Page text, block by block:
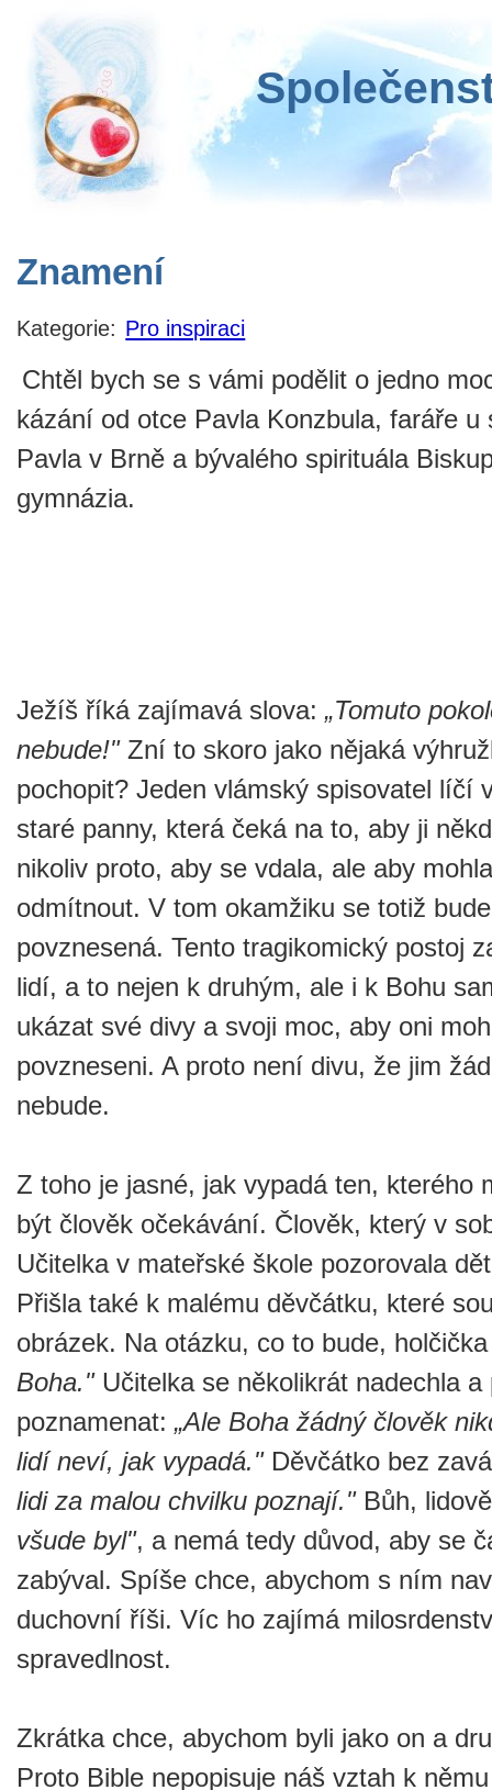
Znamení
Kategorie: Pro inspiraci
Chtěl bych se s vámi podělit o jedno
kázání od otce Pavla Konzbula, faráře u
Pavla v Brně a bývalého spirituála
gymnázia.
Ježíš říká zajímavá slova: „Tomuto
nebude!"Zní to skoro jako nějaká
pochopit? Jeden vlámský spisovatel líčí
staré panny, která čeká na to, aby ji
nikoliv proto, aby se vdala, ale aby
odmítnout. V tom okamžiku se totiž
povznesená. Tento tragikomický postoj
lidí, a to nejen k druhým, ale i k Bohu
ukázat své divy a svoji moc, aby oni
povzneseni. A proto není divu, že jim
nebude.
Z toho je jasné, jak vypadá ten, kterého
být člověk očekávání. Člověk, který v
Učitelka v mateřské škole pozorovala
Přišla také k malému děvčátku, které
obrázek. Na otázku, co to bude,
Boha."Učitelka se několikrát nadechla a
poznamenat: „Ale Boha žádný člověk
lidí neví, jak vypadá."Děvčátko bez
lidi za malou chvilku poznají."Bůh,
všude byl", a nemá tedy důvod, aby se
zabýval. Spíše chce, abychom s ním
duchovní říši. Víc ho zajímá
spravedlnost.
Zkrátka chce, abychom byli jako on a
Proto Bible nepopisuje náš vztah k